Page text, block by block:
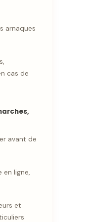
arnaques
cas de
avant de
en ligne,
et